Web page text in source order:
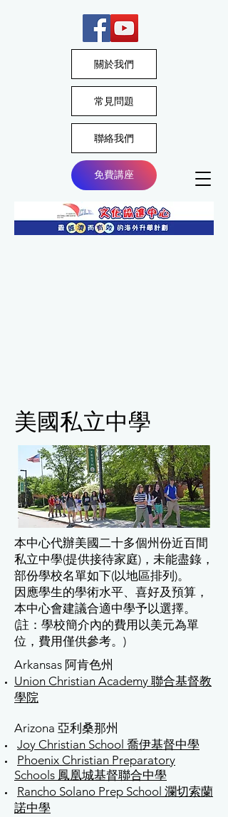
關於我們
常見問題
聯絡我們
免費講座
美國私立中學
本中心代辦美國二十多個州份近百間
私立中學(提供接待家庭)，未能盡錄，
部份學校名單如下(以地區排列)。
因應學生的學術水平、喜好及預算，
本中心會建議合適中學予以選擇。
(註：學校簡介內的費用以美元為單
位，費用僅供參考。)
Arkansas 阿肯色州
Union Christian Academy 聯合基督教
學院
Arizona 亞利桑那州
Joy Christian School 喬伊基督中學
Phoenix Christian Preparatory
Schools 鳳凰城基督聯合中學
Rancho Solano Prep School 瀾切索蘭
諾中學